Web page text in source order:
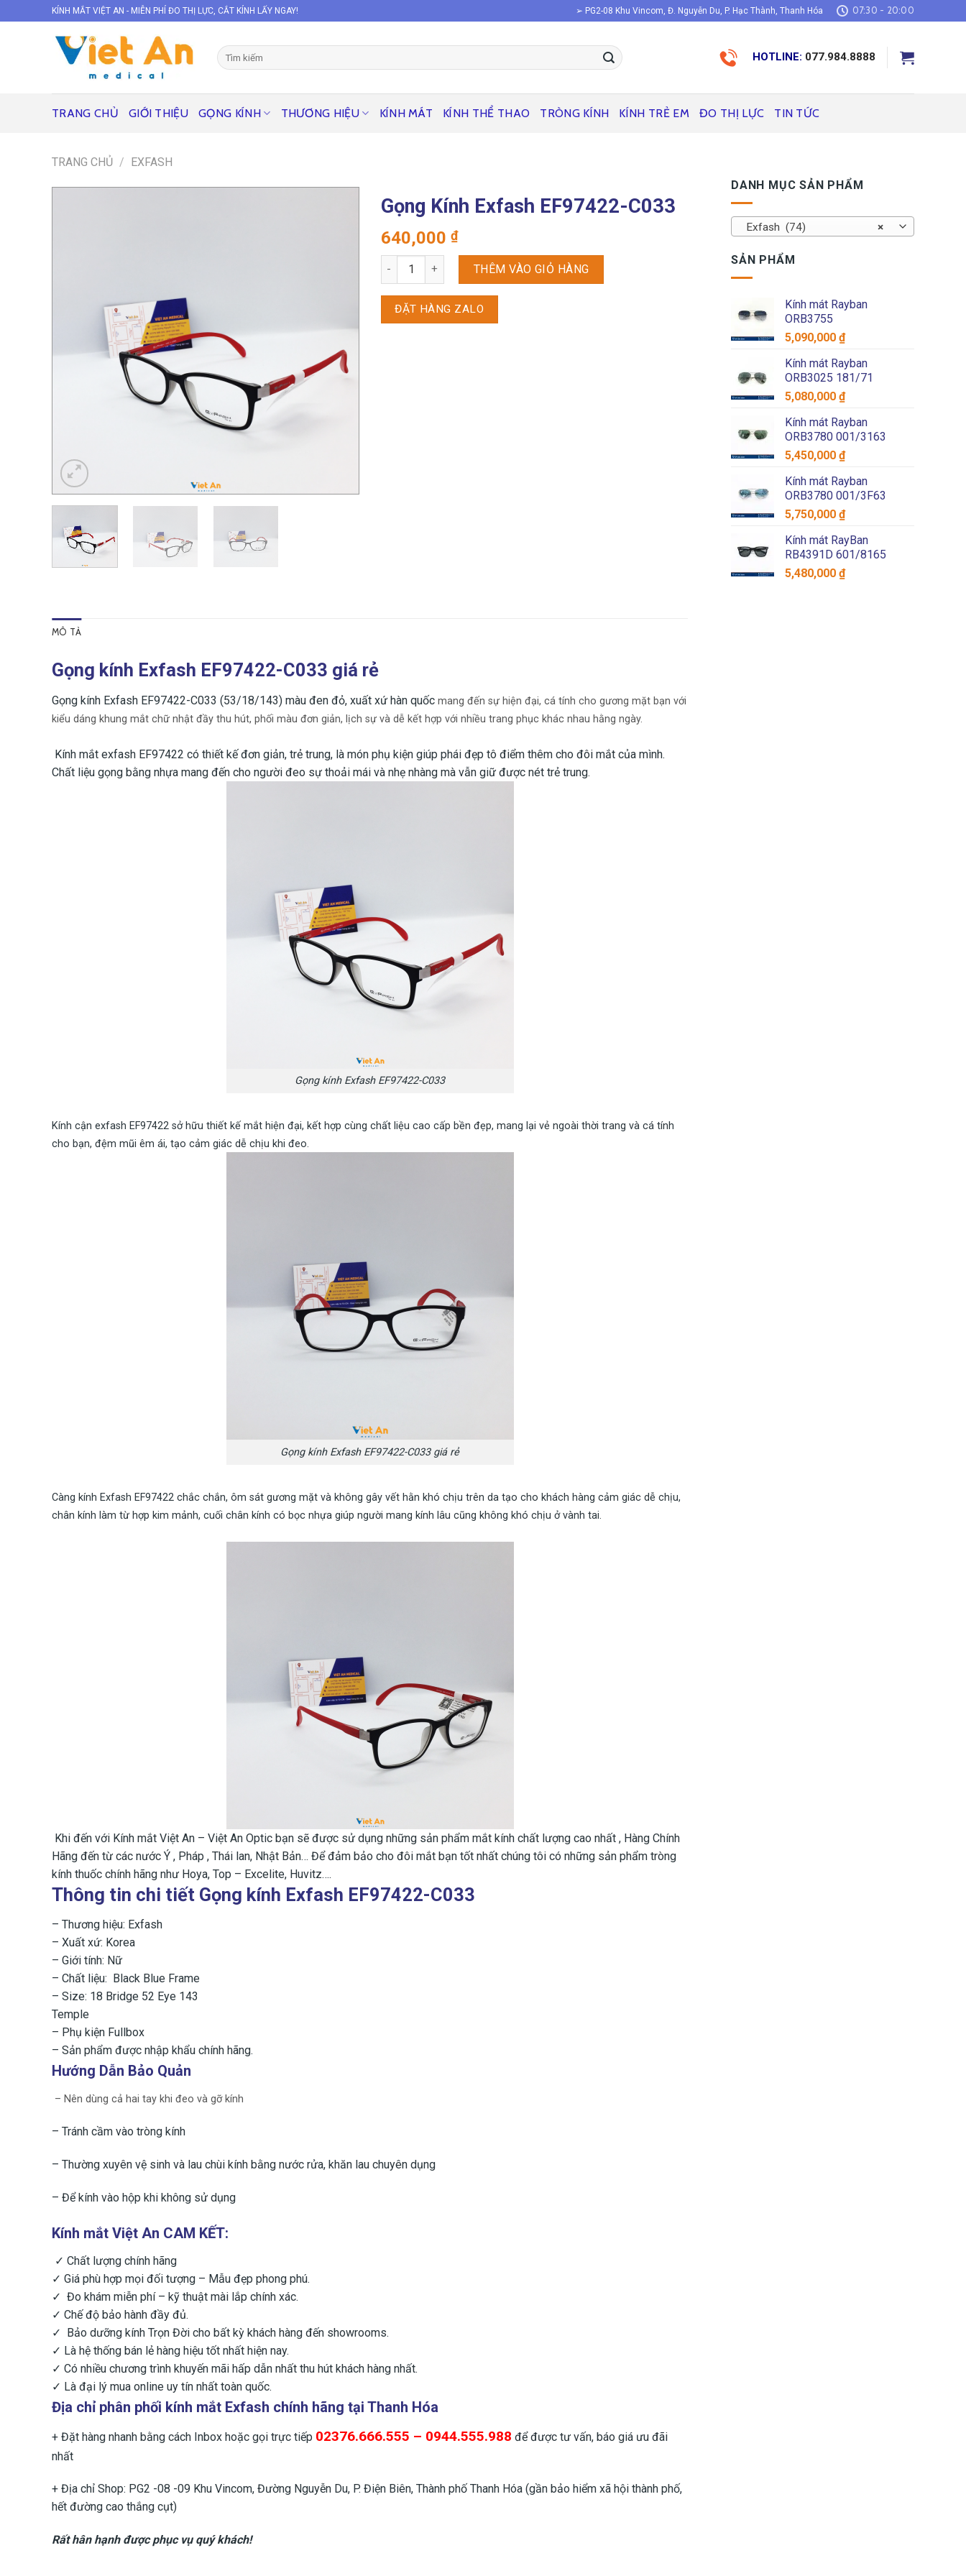
to
KÍNH MẮT VIỆT AN - MIỄN PHÍ ĐO THỊ LỰC, CẮT KÍNH LẤY NGAY! ➢ PG2-08 Khu Vincom, Đ. Nguyễn Du, P. Hạc Thành, Thanh Hóa 07:30 - 20:00
Tìm
kiếm:
HOTLINE: 077.984.8888
TRANG CHỦ GIỚI THIỆU GỌNG KÍNH THƯƠNG HIỆU KÍNH MÁT KÍNH THỂ THAO TRÒNG KÍNH KÍNH TRẺ EM ĐO THỊ LỰC TIN TỨC
TRANG CHỦ / EXFASH
DANH MỤC SẢN PHẨM
×
Exfash (74)
SẢN PHẨM
Kính mát Rayban
ORB3755
5,090,000 ₫
Kính mát Rayban
ORB3025 181/71
5,080,000 ₫
Kính mát Rayban
ORB3780 001/3163
5,450,000 ₫
Kính mát Rayban
ORB3780 001/3F63
5,750,000 ₫
Kính mát RayBan
RB4391D 601/8165
5,480,000 ₫
Gọng Kính Exfash EF97422-C033
640,000 ₫
Gọng kính Exfash EF97422-C033 số lượng
THÊM VÀO GIỎ HÀNG
ĐẶT HÀNG ZALO
MÔ TẢ
Gọng kính Exfash EF97422-C033 giá rẻ
Gọng kính Exfash EF97422-C033 (53/18/143) màu đen đỏ, xuất xứ hàn quốc mang đến sự hiện đại, cá tính cho gương mặt bạn với
kiểu dáng khung mắt chữ nhật đầy thu hút, phối màu đơn giản, lịch sự và dễ kết hợp với nhiều trang phục khác nhau hằng ngày.
Kính mắt exfash EF97422 có thiết kế đơn giản, trẻ trung, là món phụ kiện giúp phái đẹp tô điểm thêm cho đôi mắt của mình.
Chất liệu gọng bằng nhựa mang đến cho người đeo sự thoải mái và nhẹ nhàng mà vẫn giữ được nét trẻ trung.
Gọng kính Exfash EF97422-C033
Kính cận exfash EF97422 sở hữu thiết kế mắt hiện đại, kết hợp cùng chất liệu cao cấp bền đẹp, mang lại vẻ ngoài thời trang và cá tính
cho bạn, đệm mũi êm ái, tạo cảm giác dễ chịu khi đeo.
Gọng kính Exfash EF97422-C033 giá rẻ
Càng kính Exfash EF97422 chắc chắn, ôm sát gương mặt và không gây vết hằn khó chịu trên da tạo cho khách hàng cảm giác dễ chịu,
chân kính làm từ hợp kim mảnh, cuối chân kính có bọc nhựa giúp người mang kính lâu cũng không khó chịu ở vành tai.
Khi đến với Kính mắt Việt An – Việt An Optic bạn sẽ được sử dụng những sản phẩm mắt kính chất lượng cao nhất , Hàng Chính
Hãng đến từ các nước Ý , Pháp , Thái lan, Nhật Bản… Để đảm bảo cho đôi mắt bạn tốt nhất chúng tôi có những sản phẩm tròng
kính thuốc chính hãng như Hoya, Top – Excelite, Huvitz….
Thông tin chi tiết Gọng kính Exfash EF97422-C033
– Thương hiệu: Exfash
– Xuất xứ: Korea
– Giới tính: Nữ
– Chất liệu: Black Blue Frame
– Size: 18 Bridge 52 Eye 143
Temple
– Phụ kiện Fullbox
– Sản phẩm được nhập khẩu chính hãng.
Hướng Dẫn Bảo Quản
– Nên dùng cả hai tay khi đeo và gỡ kính
– Tránh cầm vào tròng kính
– Thường xuyên vệ sinh và lau chùi kính bằng nước rửa, khăn lau chuyên dụng
– ​Để kính vào hộp khi không sử dụng
Kính mắt Việt An CAM KẾT:
✓ Chất lượng chính hãng
✓ Giá phù hợp mọi đối tượng – Mẫu đẹp phong phú.
✓ Đo khám miễn phí – kỹ thuật mài lắp chính xác.
✓ Chế độ bảo hành đầy đủ.
✓ Bảo dưỡng kính Trọn Đời cho bất kỳ khách hàng đến showrooms.
✓ Là hệ thống bán lẻ hàng hiệu tốt nhất hiện nay.
✓ Có nhiều chương trình khuyến mãi hấp dẫn nhất thu hút khách hàng nhất.
✓ Là đại lý mua online uy tín nhất toàn quốc.
Địa chỉ phân phối kính mắt Exfash chính hãng tại Thanh Hóa
+ Đặt hàng nhanh bằng cách Inbox hoặc gọi trực tiếp 02376.666.555 – 0944.555.988 để được tư vấn, báo giá ưu đãi
nhất
+ Địa chỉ Shop: PG2 -08 -09 Khu Vincom, Đường Nguyễn Du, P. Điện Biên, Thành phố Thanh Hóa (gần bảo hiểm xã hội thành phố,
hết đường cao thắng cụt)
Rất hân hạnh được phục vụ quý khách!